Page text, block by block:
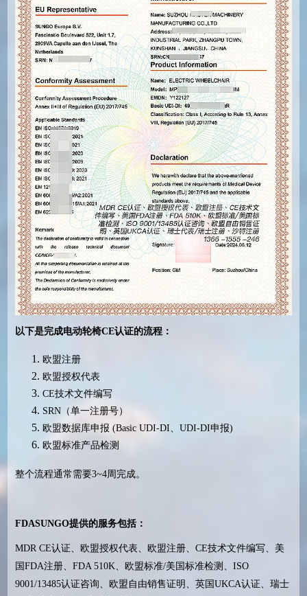
以下是完成电动轮椅CE认证的流程：
欧盟注册
欧盟授权代表
CE技术文件编写
SRN（单一注册号）
欧盟数据库申报 (Basic UDI-DI、UDI-DI申报)
欧盟标准产品检测
整个流程通常需要3~4周完成。
FDASUNGO提供的服务包括：
MDR CE认证、欧盟授权代表、欧盟注册、CE技术文件编写、美
国FDA注册、FDA 510K、欧盟标准/美国标准检测、ISO
9001/13485认证咨询、欧盟自由销售证明、英国UKCA认证、瑞士